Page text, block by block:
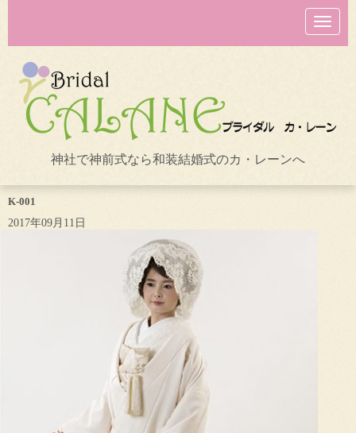
N
a
v
o
n
神社で神前式なら和装結婚式のカ・レーンへ
K-001
2017年09月11日